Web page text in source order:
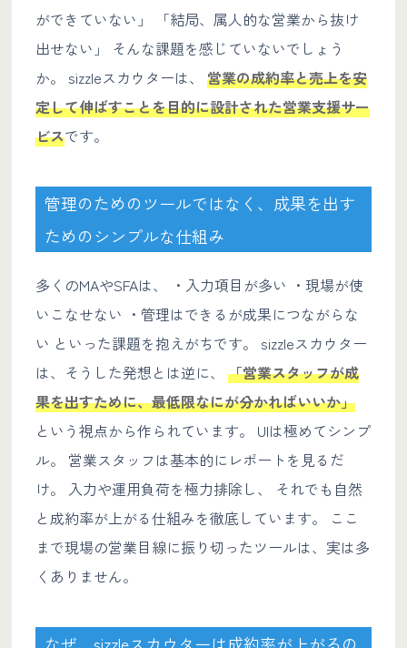
ができていない」 「結局、属人的な営業から抜け
出せない」 そんな課題を感じていないでしょう
か。 sizzleスカウターは、 営業の成約率と売上を安
定して伸ばすことを目的に設計された営業支援サー
ビスです。
管理のためのツールではなく、成果を出す
ためのシンプルな仕組み
多くのMAやSFAは、 ・入力項目が多い ・現場が使
いこなせない ・管理はできるが成果につながらな
い といった課題を抱えがちです。 sizzleスカウター
は、そうした発想とは逆に、 「営業スタッフが成
果を出すために、最低限なにが分かればいいか」
という視点から作られています。 UIは極めてシンプ
ル。 営業スタッフは基本的にレポートを見るだ
け。 入力や運用負荷を極力排除し、 それでも自然
と成約率が上がる仕組みを徹底しています。 ここ
まで現場の営業目線に振り切ったツールは、実は多
くありません。
なぜ、sizzleスカウターは成約率が上がるの